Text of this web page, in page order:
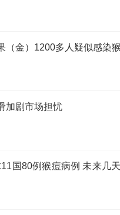
（金）1200多人疑似感染
加剧市场担忧
国80例猴痘病例 未来几